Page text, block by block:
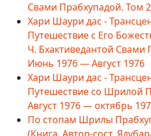
Свами Прабхупадой. Том
Хари Шаури дас -
Путешествие с Его
Ч. Бхактиведантой Свами
Июнь 1976 — Август 1976
Хари Шаури дас -
Путешествие со Шрилой
Август 1976 — октябрь
По стопам Шрилы